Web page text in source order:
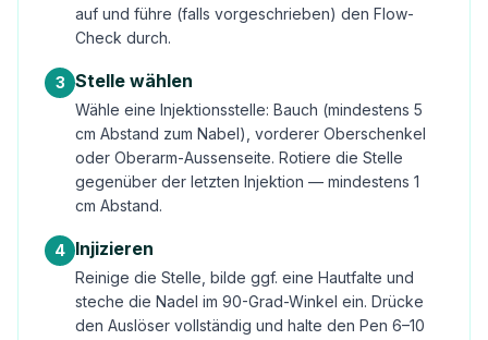
auf und führe (falls vorgeschrieben) den Flow-
Check durch.
3 Stelle wählen
Wähle eine Injektionsstelle: Bauch (mindestens 5
cm Abstand zum Nabel), vorderer Oberschenkel
oder Oberarm-Aussenseite. Rotiere die Stelle
gegenüber der letzten Injektion — mindestens 1
cm Abstand.
4 Injizieren
Reinige die Stelle, bilde ggf. eine Hautfalte und
steche die Nadel im 90-Grad-Winkel ein. Drücke
den Auslöser vollständig und halte den Pen 6–10